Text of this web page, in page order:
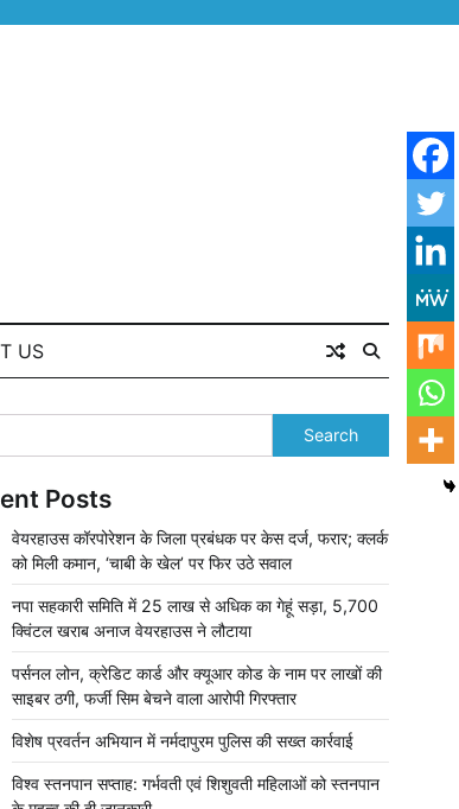
US
Search
Posts
वेयरहाउस कॉरपोरेशन के जिला प्रबंधक पर केस दर्ज, फरार; क्लर्क
को मिली कमान, ‘चाबी के खेल’ पर फिर उठे सवाल
नपा सहकारी समिति में 25 लाख से अधिक का गेहूं सड़ा, 5,700
क्विंटल खराब अनाज वेयरहाउस ने लौटाया
पर्सनल लोन, क्रेडिट कार्ड और क्यूआर कोड के नाम पर लाखों की
साइबर ठगी, फर्जी सिम बेचने वाला आरोपी गिरफ्तार
विशेष प्रवर्तन अभियान में नर्मदापुरम पुलिस की सख्त कार्रवाई
विश्व स्तनपान सप्ताह: गर्भवती एवं शिशुवती महिलाओं को स्तनपान